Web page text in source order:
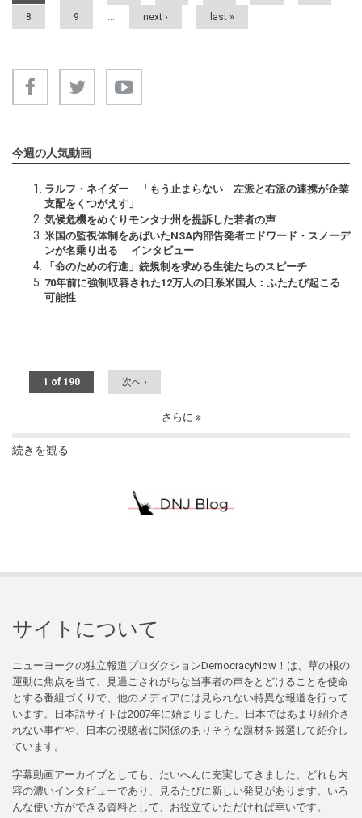
8 9 … next › last »
今週の人気動画
ラルフ・ネイダー 「もう止まらない 左派と右派の連携が企業
支配をくつがえす」
気候危機をめぐりモンタナ州を提訴した若者の声
米国の監視体制をあばいたNSA内部告発者エドワード・スノーデ
ンが名乗り出る インタビュー
「命のための行進」銃規制を求める生徒たちのスピーチ
70年前に強制収容された12万人の日系米国人：ふたたび起こる
可能性
1 of 190 次へ ›
さらに
続きを観る
サイトについて
ニューヨークの独立報道プロダクションDemocracyNow！は、草の根の
運動に焦点を当て、見過ごされがちな当事者の声をとどけることを使命
とする番組づくりで、他のメディアには見られない特異な報道を行って
います。日本語サイトは2007年に始まりました。日本ではあまり紹介さ
れない事件や、日本の視聴者に関係のありそうな題材を厳選して紹介し
ています。
字幕動画アーカイブとしても、たいへんに充実してきました。どれも内
容の濃いインタビューであり、見るたびに新しい発見があります。いろ
んな使い方ができる資料として、お役立ていただければ幸いです。